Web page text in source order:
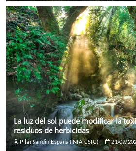
La luz del sol puede modificar la
residuos de herbicidas
Pilar Sandin-España (INIA-CSIC) 21/07/